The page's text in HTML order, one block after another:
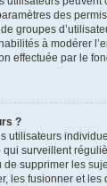
des
groupes
à modérer
effectuée par le
?
utilisateurs
qui surveillent
supprimer les
les fusionner et les